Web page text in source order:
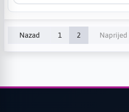
Nazad 1 2 Naprijed